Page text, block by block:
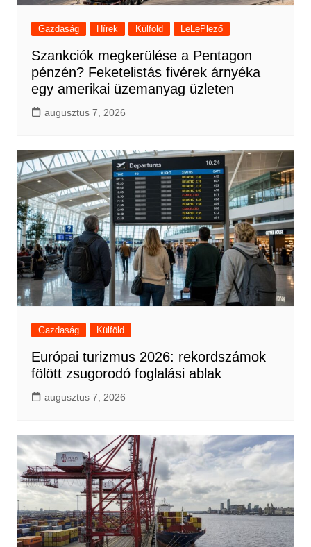
Gazdaság Hírek Külföld LeLePlező
Szankciók megkerülése a Pentagon
pénzén? Feketelistás fivérek árnyéka
egy amerikai üzemanyag üzleten
augusztus 7, 2026
Gazdaság Külföld
Európai turizmus 2026: rekordszámok
fölött zsugorodó foglalási ablak
augusztus 7, 2026